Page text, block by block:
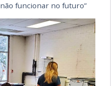
funcionar no futuro”